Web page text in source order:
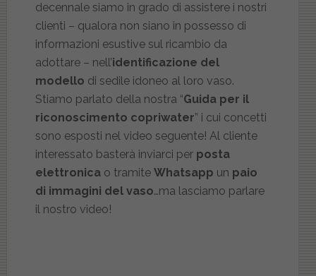
decennale siamo in grado di assistere i nostri
clienti – qualora non siano in possesso di
informazioni esustive sul ricambio da
adottare – nell’identificazione del
modello di sedile idoneo al loro vaso.
Stiamo parlato della nostra “Guida per il
riconoscimento copriwater” i cui concetti
sono esposti nel video seguente! Al cliente
interessato basterà inviarci per posta
elettronicao tramite Whatsapp un paio
di immagini del vaso…ma lasciamo parlare
il nostro video!